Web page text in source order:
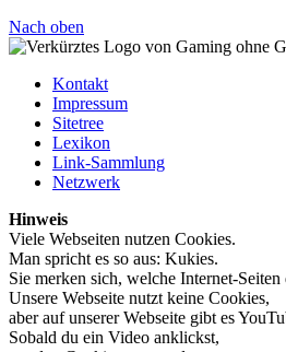
Nach oben
Kontakt
Impressum
Sitetree
Lexikon
Link-Sammlung
Netzwerk
Hinweis
Viele Webseiten nutzen Cookies.
Man spricht es so aus: Kukies.
Sie merken sich, welche Internet-Seiten
Unsere Webseite nutzt keine Cookies,
aber auf unserer Webseite gibt es
Sobald du ein Video anklickst,